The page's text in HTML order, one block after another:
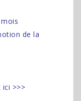
de la
ici >>>